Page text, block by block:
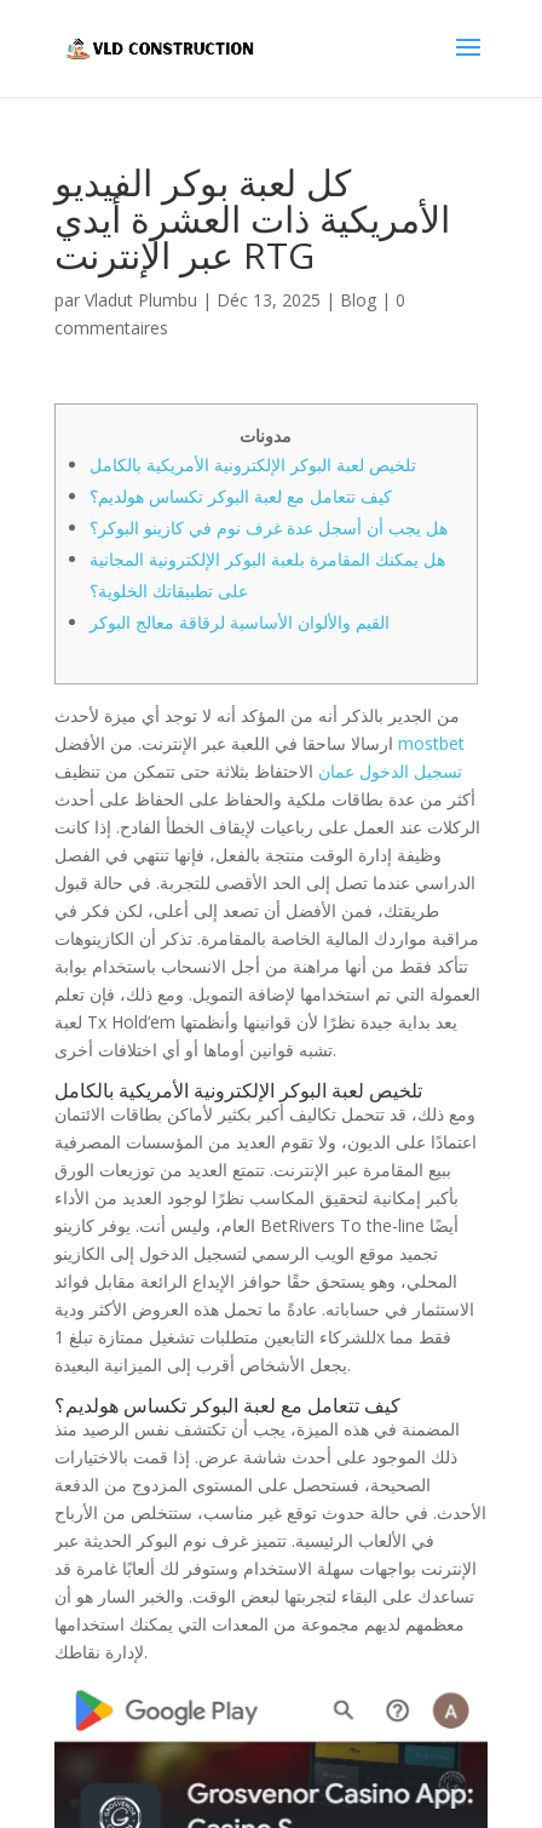
كل لعبة بوكر الفيديو
الأمريكية ذات العشرة أيدي
عبر الإنترنت RTG
par Vladut Plumbu | Déc 13, 2025 | Blog| 0
commentaires
مدونات
تلخيص لعبة البوكر الإلكترونية الأمريكية بالكامل
كيف تتعامل مع لعبة البوكر تكساس هولديم؟
هل يجب أن أسجل عدة غرف نوم في كازينو البوكر؟
هل يمكنك المقامرة بلعبة البوكر الإلكترونية المجانية
على تطبيقاتك الخلوية؟
القيم والألوان الأساسية لرقاقة معالج البوكر
من الجدير بالذكر أنه من المؤكد أنه لا توجد أي ميزة لأحدث
mostbet
تسجيل الدخول عمان الاحتفاظ بثلاثة حتى تتمكن من تنظيف
أكثر من عدة بطاقات ملكية والحفاظ على الحفاظ على أحدث
الركلات عند العمل على رباعيات لإيقاف الخطأ الفادح. إذا كانت
وظيفة إدارة الوقت منتجة بالفعل، فإنها تنتهي في الفصل
الدراسي عندما تصل إلى الحد الأقصى للتجربة. في حالة قبول
طريقتك، فمن الأفضل أن تصعد إلى أعلى، لكن فكر في
مراقبة مواردك المالية الخاصة بالمقامرة. تذكر أن الكازينوهات
تتأكد فقط من أنها مراهنة من أجل الانسحاب باستخدام بوابة
العمولة التي تم استخدامها لإضافة التمويل. ومع ذلك، فإن تعلم
لعبة Tx Hold’em يعد بداية جيدة نظرًا لأن قوانينها وأنظمتها
تشبه قوانين أوماها أو أي اختلافات أخرى.
تلخيص لعبة البوكر الإلكترونية الأمريكية بالكامل
ومع ذلك، قد تتحمل تكاليف أكبر بكثير لأماكن بطاقات الائتمان
اعتمادًا على الديون، ولا تقوم العديد من المؤسسات المصرفية
ببيع المقامرة عبر الإنترنت. تتمتع العديد من توزيعات الورق
بأكبر إمكانية لتحقيق المكاسب نظرًا لوجود العديد من الأداء
العام، وليس أنت. يوفر كازينو BetRivers To the-line أيضًا
تجميد موقع الويب الرسمي لتسجيل الدخول إلى الكازينو
المحلي، وهو يستحق حقًا حوافز الإيداع الرائعة مقابل فوائد
الاستثمار في حساباته. عادةً ما تحمل هذه العروض الأكثر ودية
للشركاء التابعين متطلبات تشغيل ممتازة تبلغ 1x فقط مما
يجعل الأشخاص أقرب إلى الميزانية البعيدة.
كيف تتعامل مع لعبة البوكر تكساس هولديم؟
المضمنة في هذه الميزة، يجب أن تكتشف نفس الرصيد منذ
ذلك الموجود على أحدث شاشة عرض. إذا قمت بالاختيارات
الصحيحة، فستحصل على المستوى المزدوج من الدفعة
الأحدث. في حالة حدوث توقع غير مناسب، ستتخلص من الأرباح
في الألعاب الرئيسية. تتميز غرف نوم البوكر الحديثة عبر
الإنترنت بواجهات سهلة الاستخدام وستوفر لك ألعابًا غامرة قد
تساعدك على البقاء لتجربتها لبعض الوقت. والخبر السار هو أن
معظمهم لديهم مجموعة من المعدات التي يمكنك استخدامها
لإدارة نقاطك.